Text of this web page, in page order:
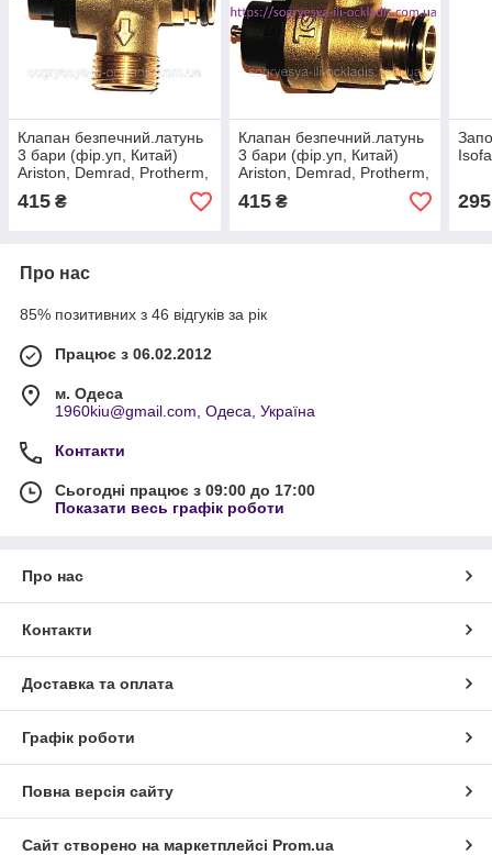
Клапан безпечний.латунь
3 бари (фір.уп, Китай)
Ariston, Demrad, Protherm,
Saunier Duval, арт.PK27K,
к.з.0716
415 ₴
Клапан безпечний.латунь
3 бари (фір.уп, Китай)
Ariston, Demrad, Protherm,
Saunier Duval, арт.PK27K,
к.з.0716
415₴ 295
Про нас
85% позитивних з 46 відгуків за рік
Працює з 06.02.2012
м. Одеса
1960kiu@gmail.com, Одеса, Україна
Контакти
Сьогодні працює з 09:00 до 17:00
Показати весь графік роботи
Про нас
Контакти
Доставка та оплата
Графік роботи
Повна версія сайту
Сайт створено на маркетплейсі Prom.ua